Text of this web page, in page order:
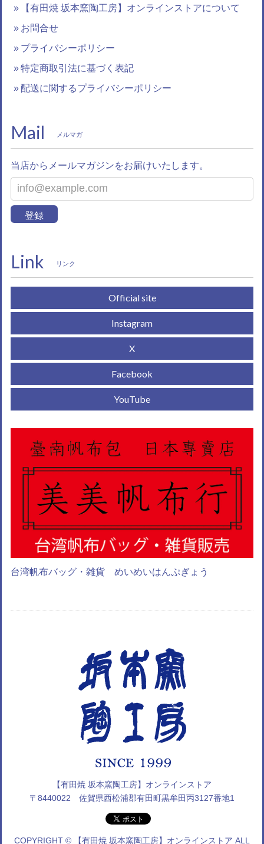
【有田焼 坂本窯陶工房】オンラインストアについて
お問合せ
プライバシーポリシー
特定商取引法に基づく表記
配送に関するプライバシーポリシー
Mail メルマガ
当店からメールマガジンをお届けいたします。
登録
Link リンク
Official site
Instagram
X
Facebook
YouTube
台湾帆布バッグ・雑貨 めいめいはんぷぎょう
【有田焼 坂本窯陶工房】オンラインストア
〒8440022 佐賀県西松浦郡有田町黒牟田丙3127番地1
COPYRIGHT © 【有田焼 坂本窯陶工房】オンラインストア ALL